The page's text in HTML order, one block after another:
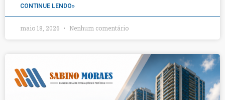
CONTINUE LENDO»
maio 18, 2026 Nenhum comentário